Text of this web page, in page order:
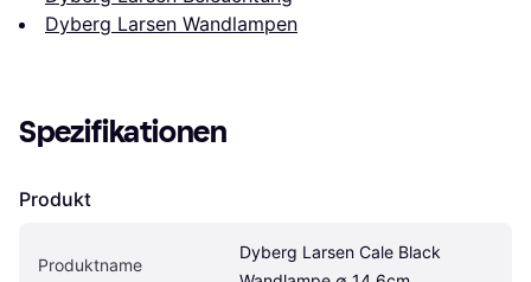
Dyberg Larsen Wandlampen
Spezifikationen
Produkt
Produktname
Dyberg Larsen Cale Black